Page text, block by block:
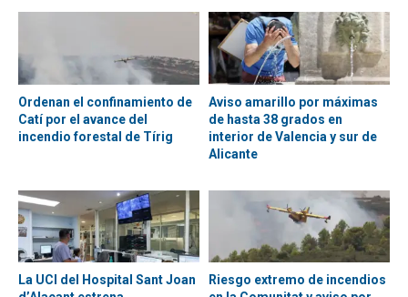
Ordenan el confinamiento de
Catí por el avance del
incendio forestal de Tírig
Aviso amarillo por máximas
de hasta 38 grados en
interior de Valencia y sur de
Alicante
La UCI del Hospital Sant Joan
Riesgo extremo de incendios